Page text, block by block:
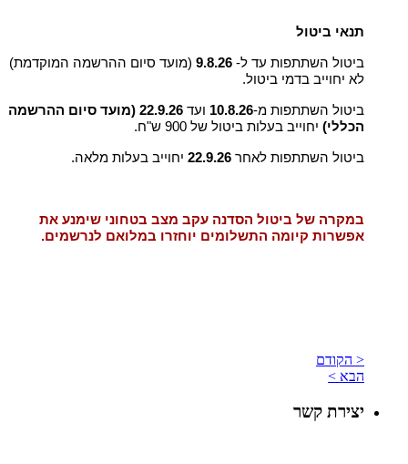
תנאי ביטול
ביטול השתתפות עד ל- 9.8.26 (מועד סיום ההרשמה המוקדמת)
לא יחוייב בדמי ביטול.
ביטול השתתפות מ-10.8.26 ועד
22.9.26 (מועד סיום ההרשמה
הכללי) יחוייב בעלות ביטול של 900 ש"ח.
ביטול השתתפות לאחר 22.9.26 יחוייב בעלות מלאה.
במקרה של ביטול הסדנה עקב מצב בטחוני שימנע את
אפשרות קיומה התשלומים יוחזרו במלואם לנרשמים.
< הקודם
הבא >
יצירת קשר